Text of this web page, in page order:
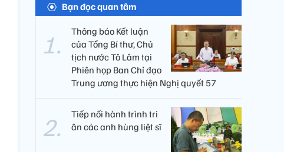
Bạn đọc quan tâm
Thông báo Kết luận
của Tổng Bí thư, Chủ
tịch nước Tô Lâm tại
Phiên họp Ban Chỉ đạo
Trung ương thực hiện Nghị quyết 57
Tiếp nối hành trình tri
ân các anh hùng liệt sĩ